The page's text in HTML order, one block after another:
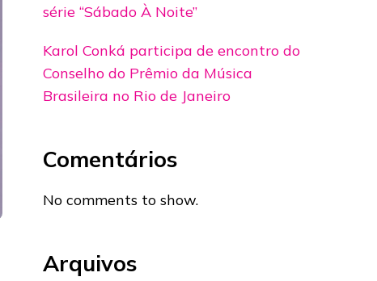
série “Sábado À Noite”
Karol Conká participa de encontro do
Conselho do Prêmio da Música
Brasileira no Rio de Janeiro
Comentários
No comments to show.
Arquivos